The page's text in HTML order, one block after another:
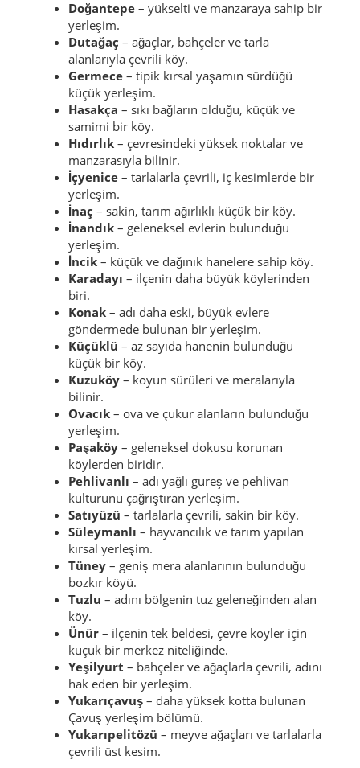
Doğantepe – yükselti ve manzaraya sahip bir
yerleşim.
Dutağaç – ağaçlar, bahçeler ve tarla
alanlarıyla çevrili köy.
Germece – tipik kırsal yaşamın sürdüğü
küçük yerleşim.
Hasakça – sıkı bağların olduğu, küçük ve
samimi bir köy.
Hıdırlık – çevresindeki yüksek noktalar ve
manzarasıyla bilinir.
İçyenice – tarlalarla çevrili, iç kesimlerde bir
yerleşim.
İnaç – sakin, tarım ağırlıklı küçük bir köy.
İnandık – geleneksel evlerin bulunduğu
yerleşim.
İncik – küçük ve dağınık hanelere sahip köy.
Karadayı – ilçenin daha büyük köylerinden
biri.
Konak – adı daha eski, büyük evlere
göndermede bulunan bir yerleşim.
Küçüklü – az sayıda hanenin bulunduğu
küçük bir köy.
Kuzuköy – koyun sürüleri ve meralarıyla
bilinir.
Ovacık – ova ve çukur alanların bulunduğu
yerleşim.
Paşaköy – geleneksel dokusu korunan
köylerden biridir.
Pehlivanlı – adı yağlı güreş ve pehlivan
kültürünü çağrıştıran yerleşim.
Satıyüzü – tarlalarla çevrili, sakin bir köy.
Süleymanlı – hayvancılık ve tarım yapılan
kırsal yerleşim.
Tüney – geniş mera alanlarının bulunduğu
bozkır köyü.
Tuzlu – adını bölgenin tuz geleneğinden alan
köy.
Ünür – ilçenin tek beldesi, çevre köyler için
küçük bir merkez niteliğinde.
Yeşilyurt – bahçeler ve ağaçlarla çevrili, adını
hak eden bir yerleşim.
Yukarıçavuş – daha yüksek kotta bulunan
Çavuş yerleşim bölümü.
Yukarıpelitözü – meyve ağaçları ve tarlalarla
çevrili üst kesim.